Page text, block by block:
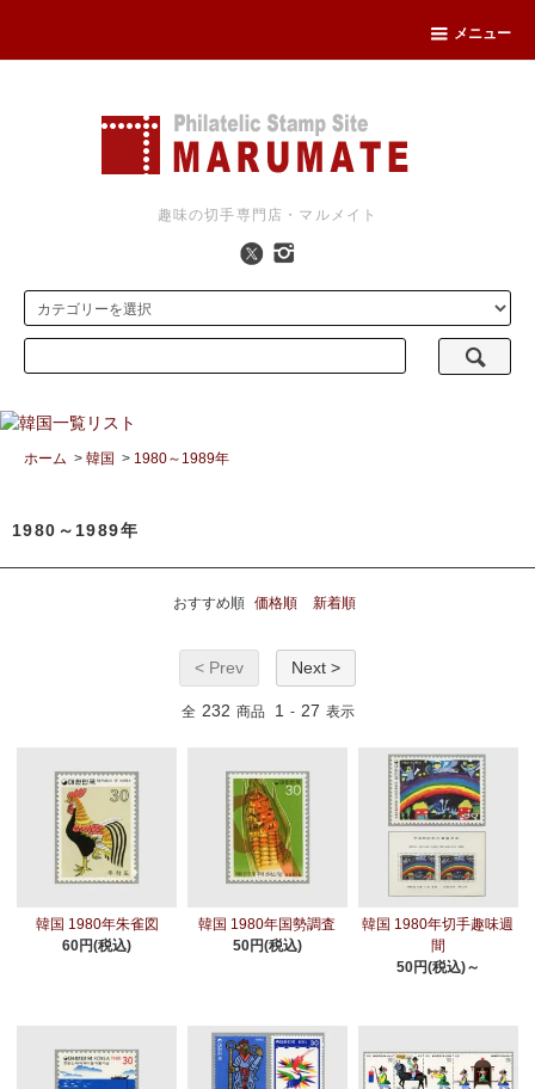
メニュー
趣味の切手専門店・マルメイト
ホーム > 韓国 > 1980～1989年
1980～1989年
おすすめ順 価格順 新着順
< Prev Next >
全 232 商品 1 - 27 表示
韓国 1980年朱雀図
60円(税込)
韓国 1980年国勢調査
50円(税込)
韓国 1980年切手趣味週
間
50円(税込)～